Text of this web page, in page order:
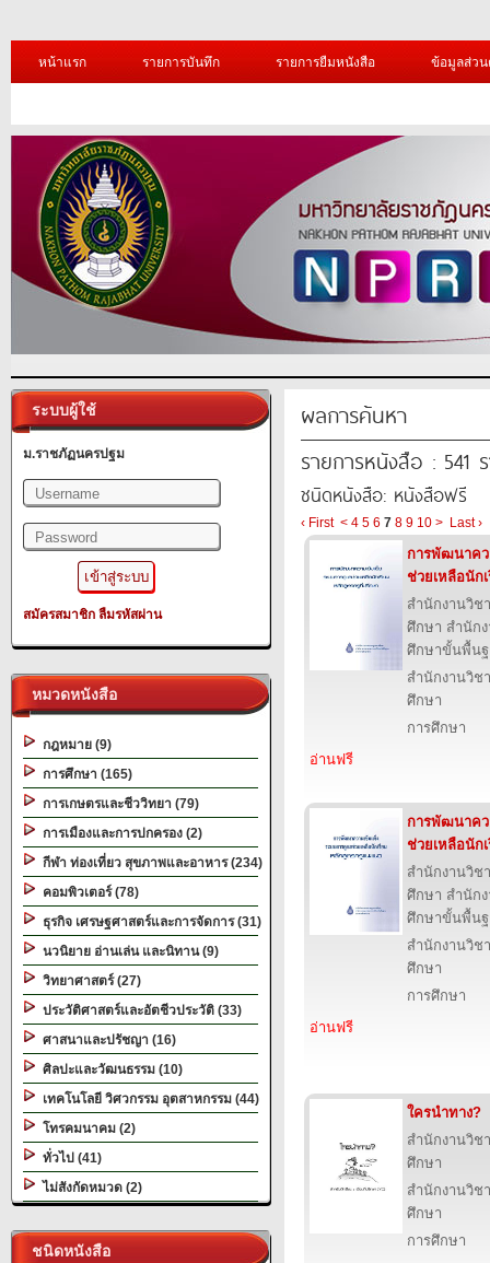
หน้าแรก รายการบันทึก รายการยืมหนังสือ ข้อมูลส่ว
ระบบผู้ใช้
ม.ราชภัฏนครปฐม
สมัครสมาชิก ลืมรหัสผ่าน
หมวดหนังสือ
กฎหมาย (9)
การศึกษา (165)
การเกษตรและชีววิทยา (79)
การเมืองและการปกครอง (2)
กีฬา ท่องเที่ยว สุขภาพและอาหาร (234)
คอมพิวเตอร์ (78)
ธุรกิจ เศรษฐศาสตร์และการจัดการ (31)
นวนิยาย อ่านเล่น และนิทาน (9)
วิทยาศาสตร์ (27)
ประวัติศาสตร์และอัตชีวประวัติ (33)
ศาสนาและปรัชญา (16)
ศิลปะและวัฒนธรรม (10)
เทคโนโลยี วิศวกรรม อุตสาหกรรม (44)
โทรคมนาคม (2)
ทั่วไป (41)
ไม่สังกัดหมวด (2)
ชนิดหนังสือ
ผลการค้นหา
รายการหนังสือ : 541
ชนิดหนังสือ: หนังสือฟรี
‹ First < 4 5 6 7 8 9 10 > Last ›
การพัฒนาคว
ช่วยเหลือนัก
สำนักงานวิช
ศึกษา สำนัก
ศึกษาขั้นพื้น
สำนักงานวิช
ศึกษา
การศึกษา
อ่านฟรี
การพัฒนาคว
ช่วยเหลือนัก
สำนักงานวิช
ศึกษา สำนัก
ศึกษาขั้นพื้น
สำนักงานวิช
ศึกษา
การศึกษา
อ่านฟรี
ใครนำทาง?
สำนักงานวิช
ศึกษา
สำนักงานวิช
ศึกษา
การศึกษา